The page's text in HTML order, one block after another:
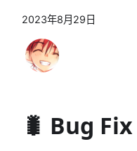
2023年8月29日
🐛 Bug Fix